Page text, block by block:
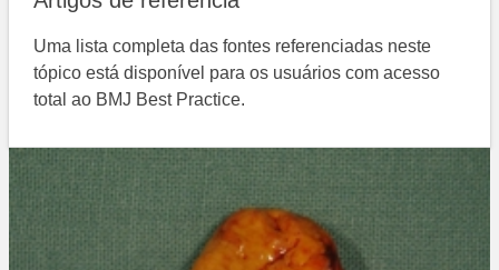
Uma lista completa das fontes referenciadas neste
tópico está disponível para os usuários com acesso
total ao BMJ Best Practice.